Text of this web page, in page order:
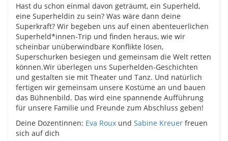
Hast du schon einmal davon geträumt, ein Superheld,
eine Superheldin zu sein? Was wäre dann deine
Superkraft? Wir begeben uns auf einen abenteuerlichen
Superheld*innen-Trip und finden heraus, wie wir
scheinbar unüberwindbare Konflikte lösen,
Superschurken besiegen und gemeinsam die Welt retten
können.Wir überlegen uns Superhelden-Geschichten
und gestalten sie mit Theater und Tanz. Und natürlich
fertigen wir gemeinsam unsere Kostüme an und bauen
das Bühnenbild. Das wird eine spannende Aufführung
für unsere Familie und Freunde zum Abschluss geben!
Deine Dozentinnen: Eva Roux und Sabine Kreuer freuen
sich auf dich